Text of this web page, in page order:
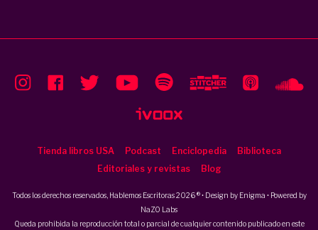
Tienda libros USA Podcast Enciclopedia
Biblioteca
Editoriales y revistas
Blog
Todos los derechos reservados, Hablemos Escritoras 2026 ® • Design by Enigma • Powered by
NaZO Labs
Queda prohibida la reproducción total o parcial de cualquier contenido publicado en este